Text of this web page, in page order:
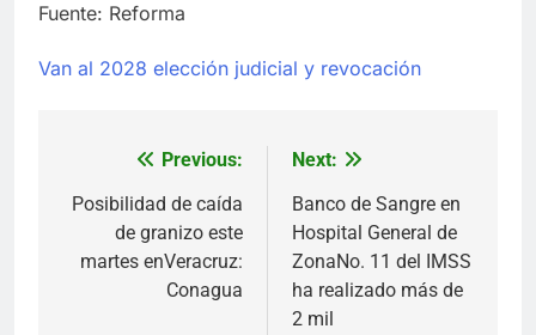
Fuente: Reforma
Van al 2028 elección judicial y revocación
Navegación
de
entradas
Previous:
Posibilidad de caída
de granizo este
martes enVeracruz:
Conagua
Next:
Banco de Sangre en
Hospital General de
ZonaNo. 11 del IMSS
ha realizado más de
2 mil